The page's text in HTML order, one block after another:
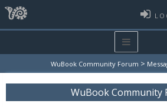
WuBook Community Forum >
WuBook Community